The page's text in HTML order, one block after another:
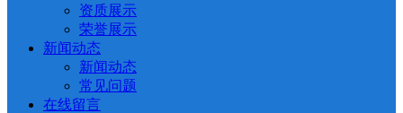
资质展示
荣誉展示
新闻动态
新闻动态
常见问题
在线留言